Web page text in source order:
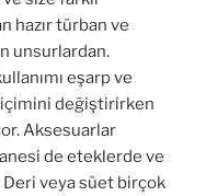
hazır türban ve
unsurlardan.
eşarp ve
değiştirirken
Aksesuarlar
de eteklerde ve
veya süet birçok